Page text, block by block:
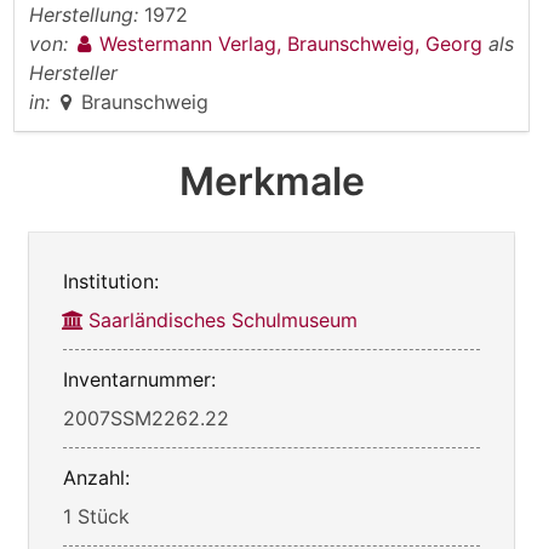
Herstellung: 1972
von:
Westermann Verlag, Braunschweig, Georg als
Hersteller
in:
Braunschweig
Merkmale
Institution:
Saarländisches Schulmuseum
Inventarnummer:
2007SSM2262.22
Anzahl:
1 Stück